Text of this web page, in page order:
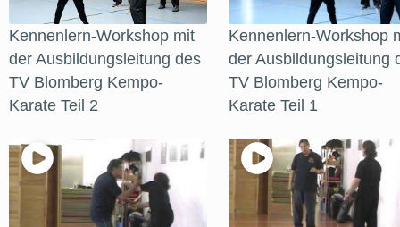
Kennenlern-Workshop mit
der Ausbildungsleitung des
TV Blomberg Kempo-
Karate Teil 2
Kennenlern-Workshop
der Ausbildungsleitung
TV Blomberg Kempo-
Karate Teil 1